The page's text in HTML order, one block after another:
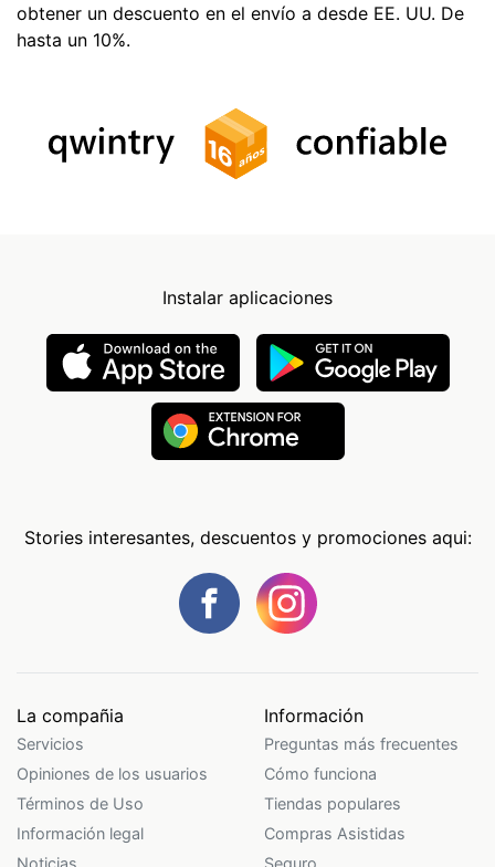
obtener un descuento en el envío a desde EE. UU. De
hasta un 10%.
Instalar aplicaciones
Stories interesantes, descuentos y promociones aqui:
La compañia
Servicios
Opiniones de los usuarios
Términos de Uso
Información legal
Información
Preguntas más frecuentes
Cómo funciona
Tiendas populares
Compras Asistidas